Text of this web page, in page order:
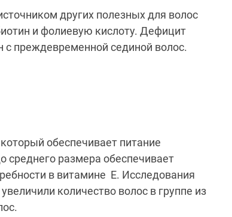
других полезных для волос
и фолиевую кислоту. Дефицит
с преждевременной сединой волос.
обеспечивает питание
среднего размера обеспечивает
в витамине Е. Исследования
количество волос в группе из